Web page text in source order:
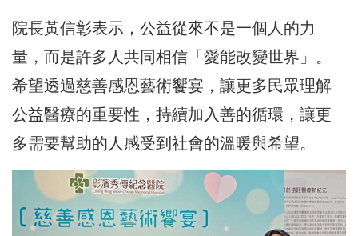
院長黃信彰表示，公益從來不是一個人的力
量，而是許多人共同相信「愛能改變世界」。
希望透過慈善感恩藝術饗宴，讓更多民眾理解
公益醫療的重要性，持續加入善的循環，讓更
多需要幫助的人感受到社會的溫暖與希望。